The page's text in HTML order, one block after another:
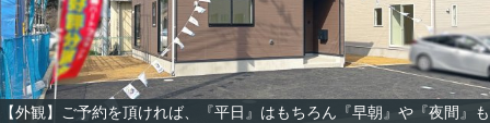
【外観】ご予約を頂ければ、『平日』はもちろん『早朝』や『夜間』も